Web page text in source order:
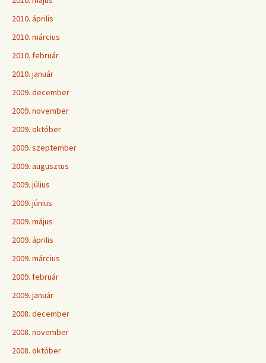
2010. április
2010. március
2010. február
2010. január
2009. december
2009. november
2009. október
2009. szeptember
2009. augusztus
2009. július
2009. június
2009. május
2009. április
2009. március
2009. február
2009. január
2008. december
2008. november
2008. október